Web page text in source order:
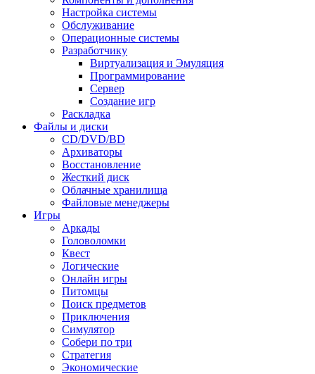
Настройка системы
Обслуживание
Операционные системы
Разработчику
Виртуализация и Эмуляция
Программирование
Сервер
Создание игр
Раскладка
Файлы и диски
CD/DVD/BD
Архиваторы
Восстановление
Жесткий диск
Облачные хранилища
Файловые менеджеры
Игры
Аркады
Головоломки
Квест
Логические
Онлайн игры
Питомцы
Поиск предметов
Приключения
Симулятор
Собери по три
Стратегия
Экономические